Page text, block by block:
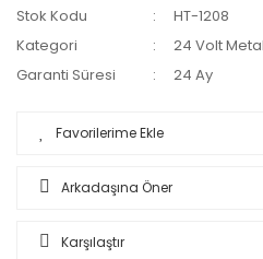
Stok Kodu
HT-1208
Kategori
24 Volt
Garanti Süresi
24 Ay
Arkadaşına Öner
Karşılaştır